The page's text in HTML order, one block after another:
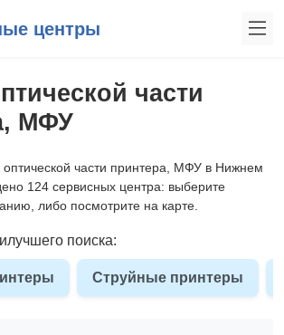
центры
части
МФУ
оптической части принтера, МФУ в Нижнем
124 сервисных центра: выберите
либо посмотрите на карте.
поиска:
Струйные принтеры